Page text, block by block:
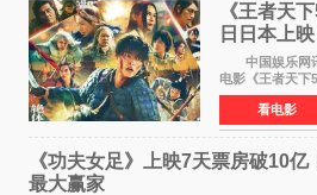
《王者天
日日本上
最大“函谷
中国娱乐网讯
电影《王者天下
全国上映。这部
的历史动作片
续讲述信和漂
看电影
《功夫女足》上映7天票房破10
最大赢家